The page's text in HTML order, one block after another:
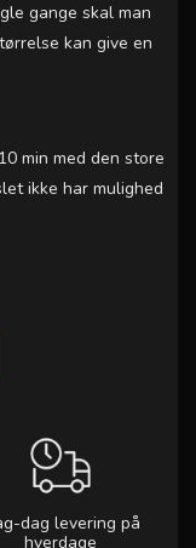
gange skal man
kan give en
min med den store
ikke har mulighed
dag levering på
hverdage